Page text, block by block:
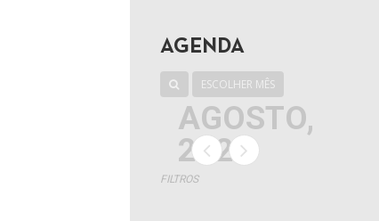
AGENDA
ESCOLHER MÊS
AGOSTO,
2026
FILTROS